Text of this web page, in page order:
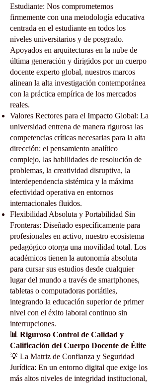
Estudiante: Nos comprometemos
firmemente con una metodología educativa
centrada en el estudiante en todos los
niveles universitarios y de posgrado.
Apoyados en arquitecturas en la nube de
última generación y dirigidos por un cuerpo
docente experto global, nuestros marcos
alinean la alta investigación contemporánea
con la práctica empírica de los mercados
reales.
Valores Rectores para el Impacto Global: La
universidad entrena de manera rigurosa las
competencias críticas necesarias para la alta
dirección: el pensamiento analítico
complejo, las habilidades de resolución de
problemas, la creatividad disruptiva, la
interdependencia sistémica y la máxima
efectividad operativa en entornos
internacionales fluidos.
Flexibilidad Absoluta y Portabilidad Sin
Fronteras: Diseñado específicamente para
profesionales en activo, nuestro ecosistema
pedagógico otorga una movilidad total. Los
académicos tienen la autonomía absoluta
para cursar sus estudios desde cualquier
lugar del mundo a través de smartphones,
tabletas o computadoras portátiles,
integrando la educación superior de primer
nivel con el éxito laboral continuo sin
interrupciones.
📊 Riguroso Control de Calidad y
Calificación del Cuerpo Docente de Élite
💡 La Matriz de Confianza y Seguridad
Jurídica: En un entorno digital que exige los
más altos niveles de integridad institucional,